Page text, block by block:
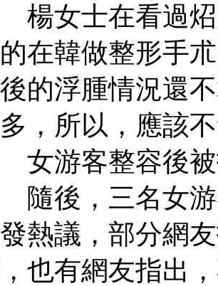
女士在看過炤
在韓做整形手
的浮腫情況還
，所以，應該
游客整容後被
後，三名女游
熱議，部分網
也有網友指出